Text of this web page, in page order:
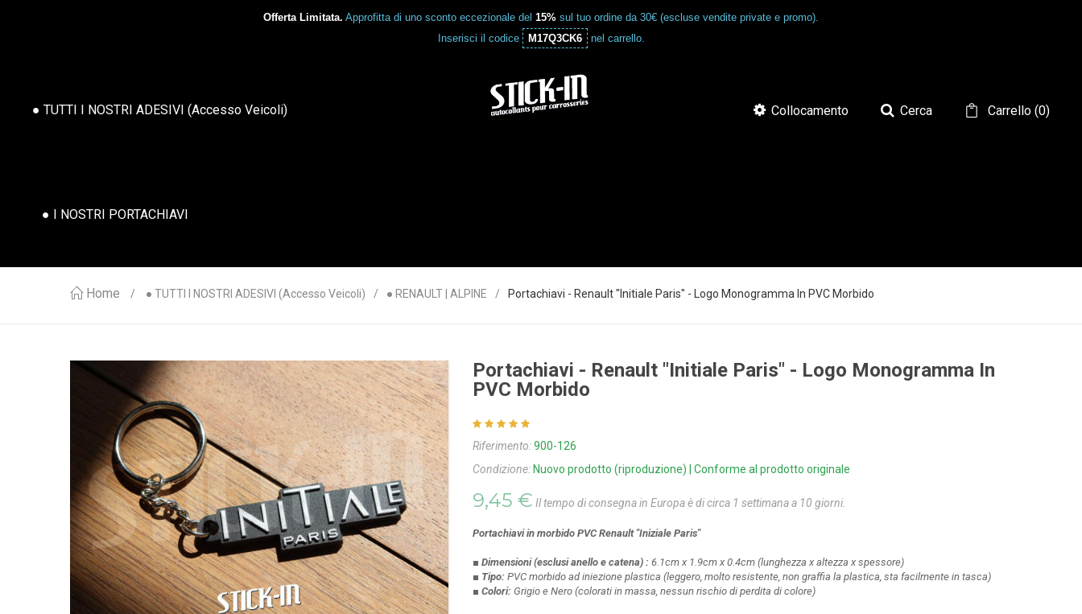
Offerta Limitata. Approfitta di uno sconto eccezionale del 15% sul tuo ordine da 30€ (escluse vendite private e promo).
Inserisci il codice
M17Q3CK6 nel carrello.
● TUTTI I NOSTRI ADESIVI (accesso Veicoli)
● I NOSTRI PORTACHIAVI
Carrello(0)
Cerca
Collocamento
Home ● TUTTI I NOSTRI ADESIVI (accesso Veicoli) ● RENAULT | ALPINE Portachiavi - Renault "Initiale Paris" - Logo Monogramma In PVC Morbido
Portachiavi - Renault "Initiale Paris" - Logo Monogramma In
PVC Morbido
Riferimento:900-126
Condizione: Nuovo prodotto (riproduzione) | Conforme al prodotto originale
9,45 € Il tempo di consegna in Europa è di circa 1 settimana a 10 giorni.
Portachiavi in morbido PVC Renault "Iniziale Paris"
■ Dimensioni(esclusi anello e catena) : 6.1cm x 1.9cm x 0.4cm (lunghezza x altezza x spessore)
■ Tipo: PVC morbido ad iniezione plastica (leggero, molto resistente, non graffia la plastica, sta facilmente in tasca)
■ Colori: Grigio e Nero (colorati in massa, nessun rischio di perdita di colore)